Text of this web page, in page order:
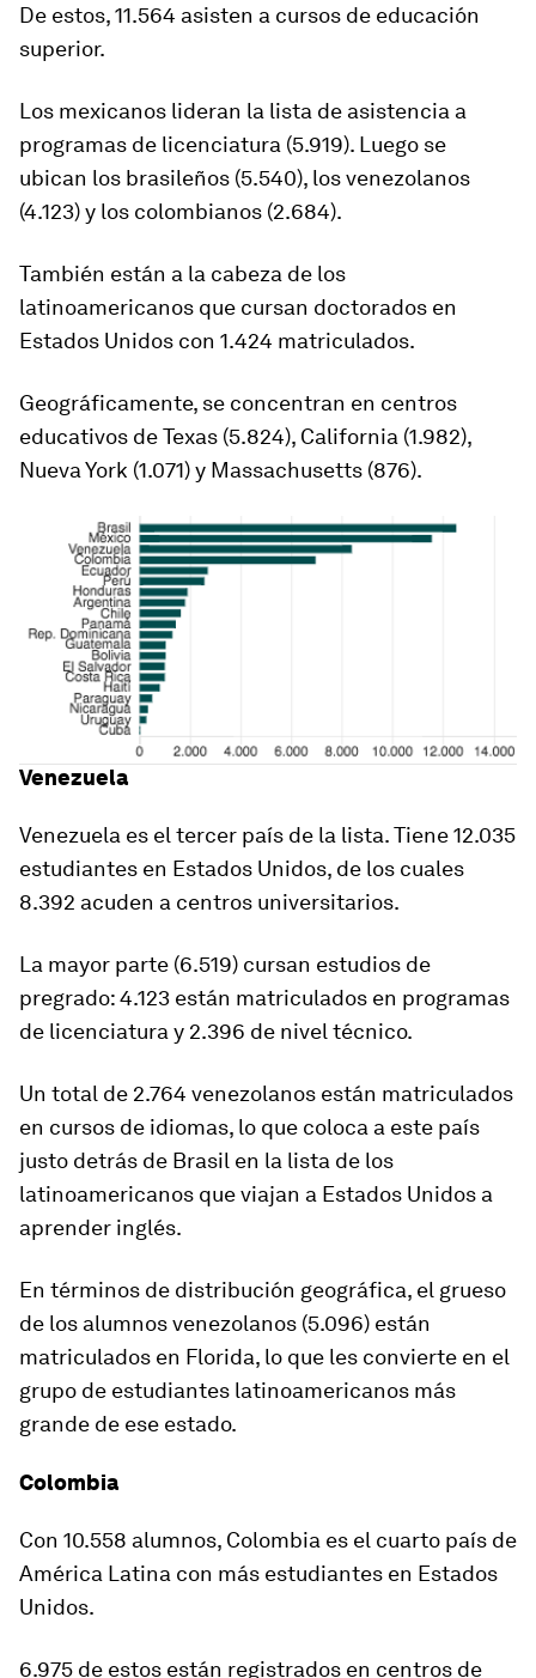
De estos, 11.564 asisten a cursos de educación
superior.
Los mexicanos lideran la lista de asistencia a
programas de licenciatura (5.919). Luego se
ubican los brasileños (5.540), los venezolanos
(4.123) y los colombianos (2.684).
También están a la cabeza de los
latinoamericanos que cursan doctorados en
Estados Unidos con 1.424 matriculados.
Geográficamente, se concentran en centros
educativos de Texas (5.824), California (1.982),
Nueva York (1.071) y Massachusetts (876).
Venezuela
Venezuela es el tercer país de la lista. Tiene 12.035
estudiantes en Estados Unidos, de los cuales
8.392 acuden a centros universitarios.
La mayor parte (6.519) cursan estudios de
pregrado: 4.123 están matriculados en programas
de licenciatura y 2.396 de nivel técnico.
Un total de 2.764 venezolanos están matriculados
en cursos de idiomas, lo que coloca a este país
justo detrás de Brasil en la lista de los
latinoamericanos que viajan a Estados Unidos a
aprender inglés.
En términos de distribución geográfica, el grueso
de los alumnos venezolanos (5.096) están
matriculados en Florida, lo que les convierte en el
grupo de estudiantes latinoamericanos más
grande de ese estado.
Colombia
Con 10.558 alumnos, Colombia es el cuarto país de
América Latina con más estudiantes en Estados
Unidos.
6.975 de estos están registrados en centros de